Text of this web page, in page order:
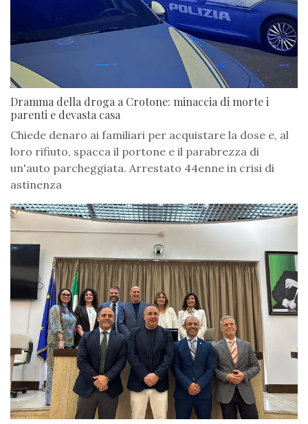
Dramma della droga a Crotone: minaccia di morte i
parenti e devasta casa
Chiede denaro ai familiari per acquistare la dose e, al
loro rifiuto, spacca il portone e il parabrezza di
un'auto parcheggiata. Arrestato 44enne in crisi di
astinenza